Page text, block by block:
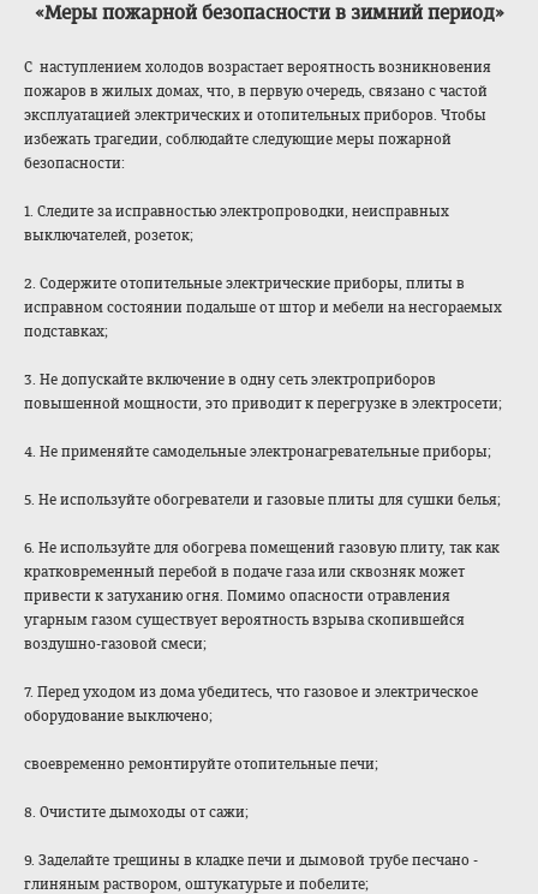
«Меры пожарной безопасности в зимний период»
С наступлением холодов возрастает вероятность возникновения
пожаров в жилых домах, что, в первую очередь, связано с частой
эксплуатацией электрических и отопительных приборов. Чтобы
избежать трагедии, соблюдайте следующие меры пожарной
безопасности:
1. Следите за исправностью электропроводки, неисправных
выключателей, розеток;
2. Содержите отопительные электрические приборы, плиты в
исправном состоянии подальше от штор и мебели на несгораемых
подставках;
3. Не допускайте включение в одну сеть электроприборов
повышенной мощности, это приводит к перегрузке в электросети;
4. Не применяйте самодельные электронагревательные приборы;
5. Не используйте обогреватели и газовые плиты для сушки белья;
6. Не используйте для обогрева помещений газовую плиту, так как
кратковременный перебой в подаче газа или сквозняк может
привести к затуханию огня. Помимо опасности отравления
угарным газом существует вероятность взрыва скопившейся
воздушно-газовой смеси;
7. Перед уходом из дома убедитесь, что газовое и электрическое
оборудование выключено;
своевременно ремонтируйте отопительные печи;
8. Очистите дымоходы от сажи;
9. Заделайте трещины в кладке печи и дымовой трубе песчано -
глиняным раствором, оштукатурьте и побелите;